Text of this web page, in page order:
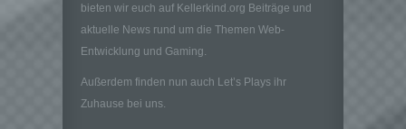
bieten wir euch auf Kellerkind.org Beiträge und
aktuelle News rund um die Themen Web-
Entwicklung und Gaming.
Außerdem finden nun auch Let’s Plays ihr
Zuhause bei uns.
juristische Person, Behörde, Einrichtung
oder andere Stelle, die allein oder
gemeinsam mit anderen über die Zwecke
und Mittel der Verarbeitung von
personenbezogenen Daten entscheidet.
Sind die Zwecke und Mittel dieser